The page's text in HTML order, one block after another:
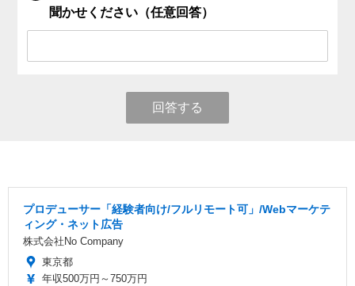
聞かせください（任意回答）
回答する
プロデューサー「経験者向け/フルリモート可」/Webマーケテ
ィング・ネット広告
株式会社No Company
東京都
年収500万円～750万円